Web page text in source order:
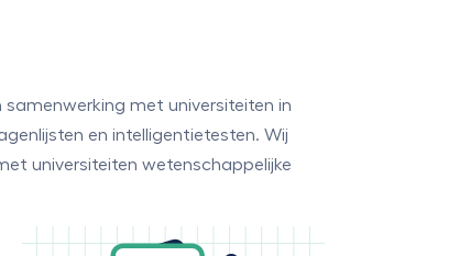
met universiteiten in
en intelligentietesten. Wij
universiteiten wetenschappelijke